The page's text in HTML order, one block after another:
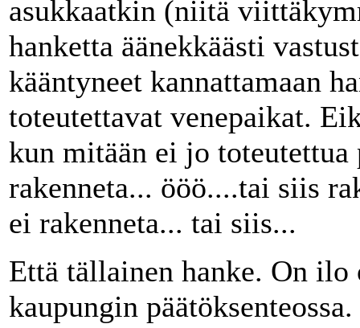
asukkaatkin (niitä
hanketta äänekkäästi
kääntyneet kannattamaan
toteutettavat venepaikat.
kun mitään ei jo toteutettua
rakenneta... ööö....tai siis
ei rakenneta... tai siis...
Että tällainen hanke. On ilo
kaupungin päätöksenteossa.